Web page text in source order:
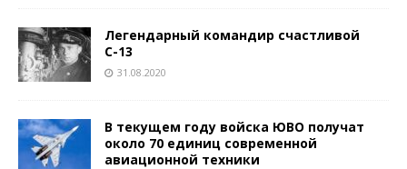
Легендарный командир счастливой
С-13
31.08.2020
В текущем году войска ЮВО получат
около 70 единиц современной
авиационной техники